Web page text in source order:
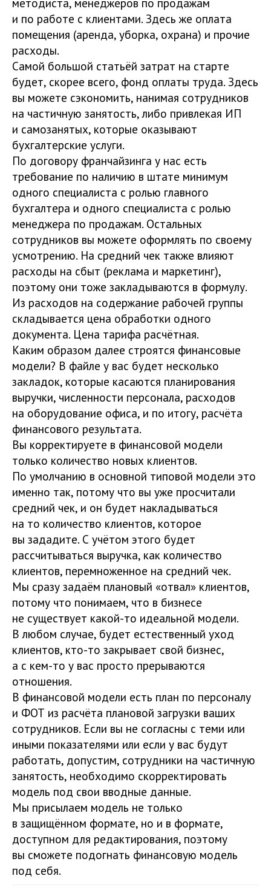
и по работе с клиентами. Здесь же оплата
помещения (аренда, уборка, охрана) и прочие
расходы.
Самой большой статьёй затрат на старте
будет, скорее всего, фонд оплаты труда. Здесь
вы можете сэкономить, нанимая сотрудников
на частичную занятость, либо привлекая ИП
и самозанятых, которые оказывают
бухгалтерские услуги.
По договору франчайзинга у нас есть
требование по наличию в штате минимум
одного специалиста с ролью главного
бухгалтера и одного специалиста с ролью
менеджера по продажам. Остальных
сотрудников вы можете оформлять по своему
усмотрению. На средний чек также влияют
расходы на сбыт (реклама и маркетинг),
поэтому они тоже закладываются в формулу.
Из расходов на содержание рабочей группы
складывается цена обработки одного
документа. Цена тарифа расчётная.
Каким образом далее строятся финансовые
модели? В файле у вас будет несколько
закладок, которые касаются планирования
выручки, численности персонала, расходов
на оборудование офиса, и по итогу, расчёта
финансового результата.
Вы корректируете в финансовой модели
только количество новых клиентов.
По умолчанию в основной типовой модели это
именно так, потому что вы уже просчитали
средний чек, и он будет накладываться
на то количество клиентов, которое
вы зададите. С учётом этого будет
рассчитываться выручка, как количество
клиентов, перемноженное на средний чек.
Мы сразу задаём плановый «отвал» клиентов,
потому что понимаем, что в бизнесе
не существует какой-то идеальной модели.
В любом случае, будет естественный уход
клиентов, кто-то закрывает свой бизнес,
а с кем-то у вас просто прерываются
отношения.
В финансовой модели есть план по персоналу
и ФОТ из расчёта плановой загрузки ваших
сотрудников. Если вы не согласны с теми или
иными показателями или если у вас будут
работать, допустим, сотрудники на частичную
занятость, необходимо скорректировать
модель под свои вводные данные.
Мы присылаем модель не только
в защищённом формате, но и в формате,
доступном для редактирования, поэтому
вы сможете подогнать финансовую модель
под себя.